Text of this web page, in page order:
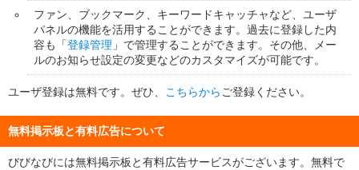
ファン、ブックマーク、キーワードキャッチャなど、ユーザ
パネルの機能を活用することができます。過去に登録した内
容も「登録管理 」で管理することができます。その他、メー
ルのお知らせ設定の変更などのカスタマイズが可能です。
ユーザ登録は無料です。ぜひ、 こちらから ご登録ください。
無料掲示板と有料広告について
びびなびには無料掲示板と有料広告サービスがございます。無料で